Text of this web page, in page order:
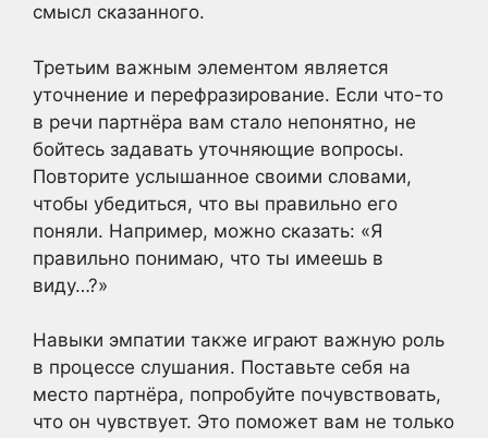
смысл сказанного.
Третьим важным элементом является
уточнение и перефразирование. Если что-то
в речи партнёра вам стало непонятно, не
бойтесь задавать уточняющие вопросы.
Повторите услышанное своими словами,
чтобы убедиться, что вы правильно его
поняли. Например, можно сказать: «Я
правильно понимаю, что ты имеешь в
виду…?»
Навыки эмпатии также играют важную роль
в процессе слушания. Поставьте себя на
место партнёра, попробуйте почувствовать,
что он чувствует. Это поможет вам не только